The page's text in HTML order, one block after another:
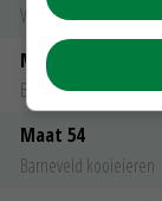
Weekcijfers
Maat 48
Barneveld kooieieren
Maat 54
Barneveld kooieieren